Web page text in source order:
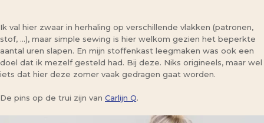
Ik val hier zwaar in herhaling op verschillende vlakken (patronen,
stof, …), maar simple sewing is hier welkom gezien het beperkte
aantal uren slapen. En mijn stoffenkast leegmaken was ook een
doel dat ik mezelf gesteld had. Bij deze. Niks origineels, maar wel
iets dat hier deze zomer vaak gedragen gaat worden.
De pins op de trui zijn van Carlijn Q.